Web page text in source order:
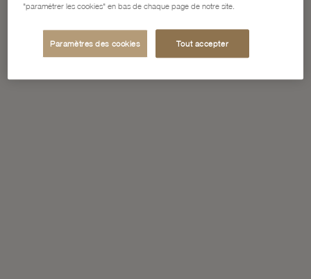
"paramétrer les cookies" en bas de chaque page de notre site.
Paramètres des cookies Tout accepter